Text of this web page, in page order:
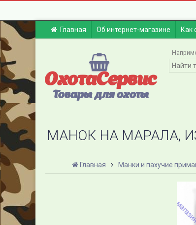
Главная Об интернет-магазине Как
ОхотаСервис
Товары для охоты
МАНОК НА МАРАЛА,
Главная Манки и пахучие